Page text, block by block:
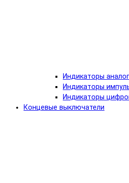
Индикаторы
Индикаторы
Индикаторы
Концевые выключатели